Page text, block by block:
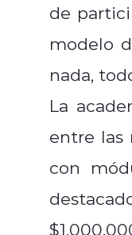
de
modelo
nada,
La
entre las
con